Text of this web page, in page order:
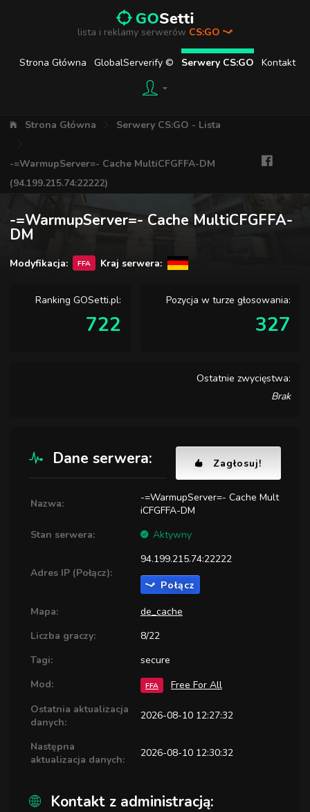
lista i reklamy serwerów CS:GO
Strona Główna GlobalServerify © Serwery CS:GO Kontakt
Strona Główna Serwery CS:GO - Lista
-=WarmupServer=- Cache MultiCFGFFA-DM
(94.199.215.74:22222)
-=WarmupServer=- Cache MultiCFGFFA-
DM
Modyfikacja: FFA Kraj serwera:
Ranking GOSetti.pl:
722
Pozycja w turze głosowania:
327
Ostatnie zwycięstwa:
Brak
Dane serwera: Zagłosuj!
Nazwa:
-=WarmupServer=- Cache Mult
iCFGFFA-DM
Stan serwera:
Aktywny
Adres IP (Połącz):
94.199.215.74:22222
Połącz
Mapa:
de_cache
Liczba graczy:
8/22
Tagi:
secure
Mod:
FFA
Free For All
Ostatnia aktualizacja
danych:
2026-08-10 12:27:32
Następna
aktualizacja danych:
2026-08-10 12:30:32
Kontakt z administracją: